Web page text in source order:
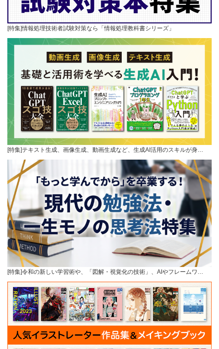
[特集]情報処理技術者試験対策なら「情報処理教科書シリーズ」
[特集]テキスト生成、画像生成、動画生成など、生成AI活用のスキルが身…
[特集]令和の新しい学習術や、「図解・視覚化の技術」、AIやフレームワ…